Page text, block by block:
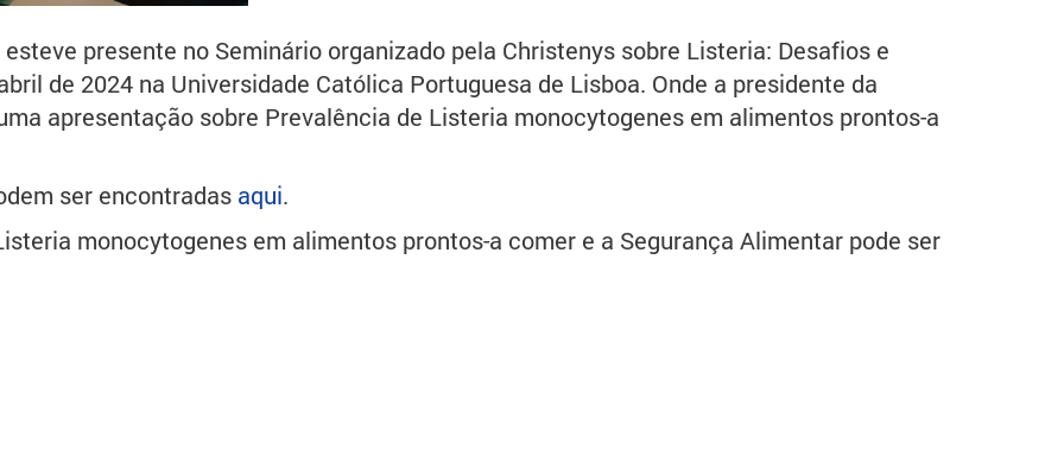
presente no Seminário organizado pela Christenys sobre Listeria: Desafios e
de 2024 na Universidade Católica Portuguesa de Lisboa. Onde a presidente da
apresentação sobre Prevalência de Listeria monocytogenes em alimentos prontos-a
ser encontradas aqui.
monocytogenes em alimentos prontos-a comer e a Segurança Alimentar pode ser